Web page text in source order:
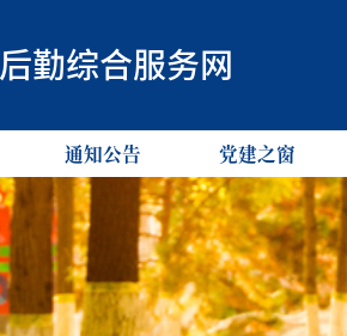
后勤综合服务网
通知公告 党建之窗